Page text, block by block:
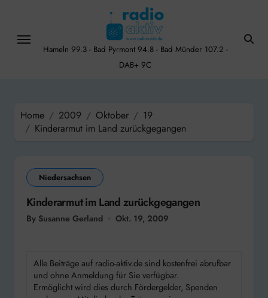
content
Hameln 99.3 - Bad Pyrmont 94.8 - Bad Münder 107.2 -
DAB+ 9C
Home 2009 Oktober
19
Kinderarmut im Land zurückgegangen
Niedersachsen
Kinderarmut im Land zurückgegangen
By Susanne Gerland Okt. 19, 2009
Alle Beiträge auf radio-aktiv.de sind kostenfrei abrufbar
und ohne Anmeldung für Sie verfügbar.
Ermöglicht wird dies durch Fördergelder, Spenden